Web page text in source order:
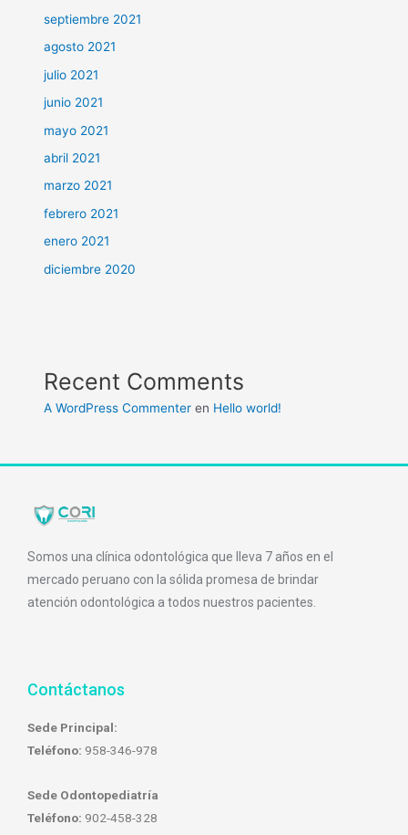
septiembre 2021
agosto 2021
julio 2021
junio 2021
mayo 2021
abril 2021
marzo 2021
febrero 2021
enero 2021
diciembre 2020
Recent Comments
A WordPress Commenter en Hello world!
Somos una clínica odontológica que lleva 7 años en el
mercado peruano con la sólida promesa de brindar
atención odontológica a todos nuestros pacientes.
Contáctanos
Sede Principal:
Teléfono: 958-346-978
Sede Odontopediatría
Teléfono: 902-458-328